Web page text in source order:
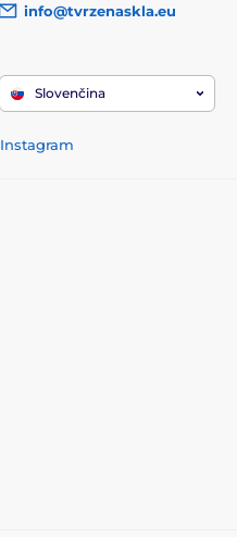
info@tvrzenaskla.eu
Slovenčina
Instagram